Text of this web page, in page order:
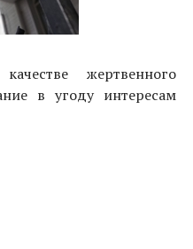
жертвенного
в угоду интересам